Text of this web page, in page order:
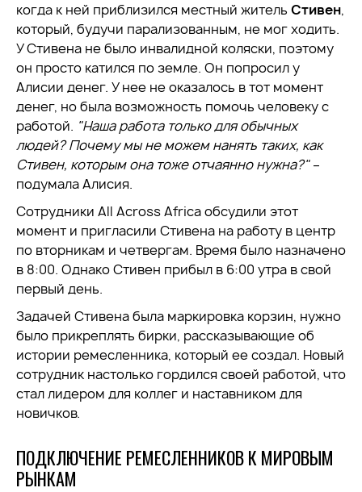
когда к ней приблизился местный житель Стивен,
который, будучи парализованным, не мог ходить.
У Стивена не было инвалидной коляски, поэтому
он просто катился по земле. Он попросил у
Алисии денег. У нее не оказалось в тот момент
денег, но была возможность помочь человеку с
работой. "Наша работа только для обычных
людей? Почему мы не можем нанять таких, как
Стивен, которым она тоже отчаянно нужна?"–
подумала Алисия.
Сотрудники All Across Africa обсудили этот
момент и пригласили Стивена на работу в центр
по вторникам и четвергам. Время было назначено
в 8:00. Однако Стивен прибыл в 6:00 утра в свой
первый день.
Задачей Стивена была маркировка корзин, нужно
было прикреплять бирки, рассказывающие об
истории ремесленника, который ее создал. Новый
сотрудник настолько гордился своей работой, что
стал лидером для коллег и наставником для
новичков.
ПОДКЛЮЧЕНИЕ РЕМЕСЛЕННИКОВ К МИРОВЫМ
РЫНКАМ